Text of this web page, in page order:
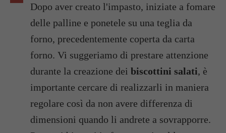
Dopo aver creato l'impasto, iniziate a fomare
delle palline e ponetele su una teglia da
forno, precedentemente coperta da carta
forno. Vi suggeriamo di prestare attenzione
durante la creazione dei biscottini salati, è
importante cercare di realizzarli in maniera
regolare così da non avere differenza di
dimensioni quando li andrete a sovrapporre.